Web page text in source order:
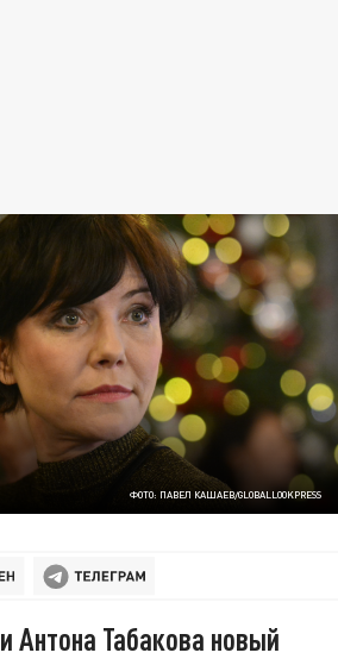
ФОТО: ПАВЕЛ КАШАЕВ/GLOBALLOOKPRESS
Антона Табакова новый